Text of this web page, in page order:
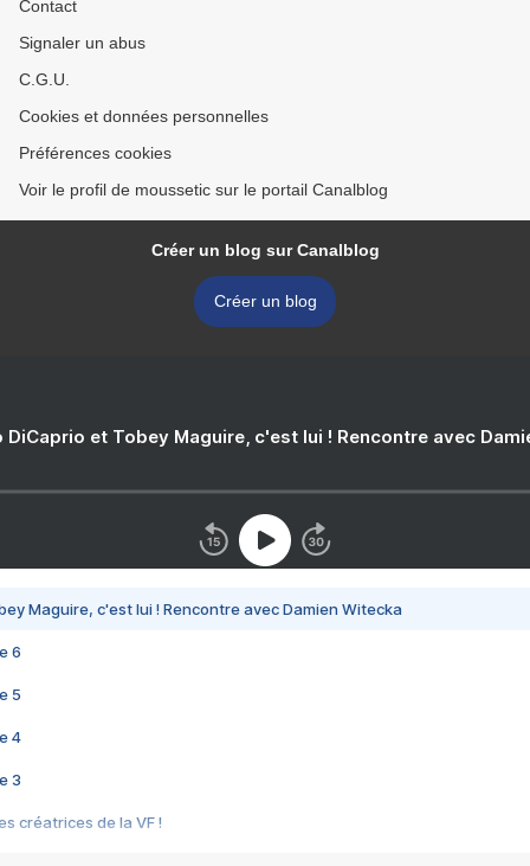
Contact
Signaler un abus
C.G.U.
Cookies et données personnelles
Préférences cookies
Voir le profil de moussetic sur le portail Canalblog
Créer un blog sur Canalblog
Créer un blog
DiCaprio et Tobey Maguire, c'est lui ! Rencontre avec
Maguire, c'est lui ! Rencontre avec Damien Witecka
6
5
4
3
créatrices de la VF !